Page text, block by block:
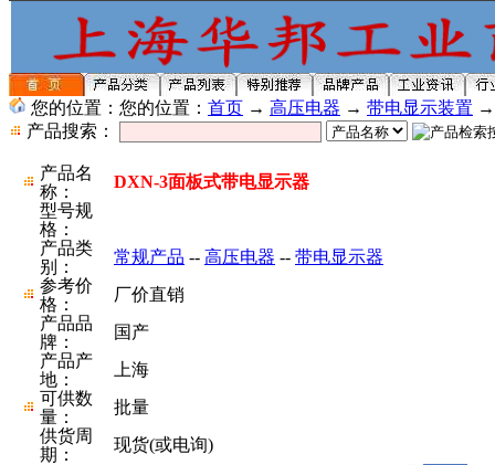
您的位置：您的位置： 首页 → 高压电器 → 带电显示装置
产品搜索：
产品名
称：
DXN-3面板式带电显示器
型号规
格：
产品类
别：
常规产品 -- 高压电器 -- 带电显示器
参考价
格：
厂价直销
产品品
牌：
国产
产品产
地：
上海
可供数
量：
批量
供货周
期：
现货(或电询)